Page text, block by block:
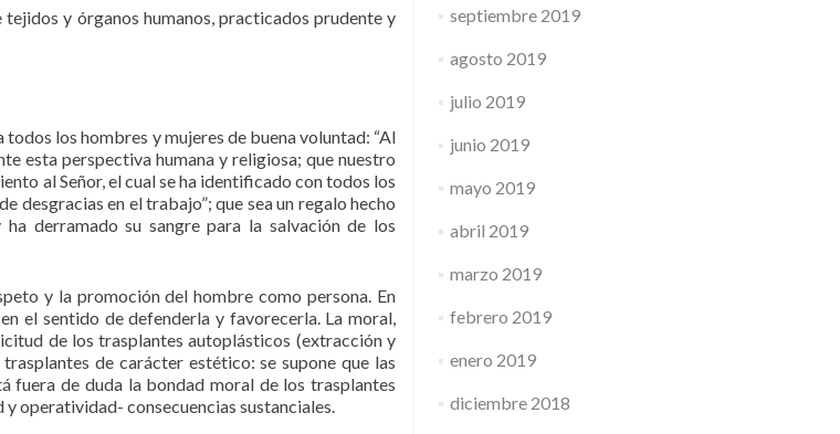
y órganos humanos, practicados prudente y
los hombres y mujeres de buena voluntad: “Al
esta perspectiva humana y religiosa; que nuestro
al Señor, el cual se ha identificado con todos los
desgracias en el trabajo”; que sea un regalo hecho
derramado su sangre para la salvación de los
y la promoción del hombre como persona. En
el sentido de defenderla y favorecerla. La moral,
de los trasplantes autoplásticos (extracción y
de carácter estético: se supone que las
fuera de duda la bondad moral de los trasplantes
operatividad- consecuencias sustanciales.
septiembre 2019
agosto 2019
julio 2019
junio 2019
mayo 2019
abril 2019
marzo 2019
febrero 2019
enero 2019
diciembre 2018